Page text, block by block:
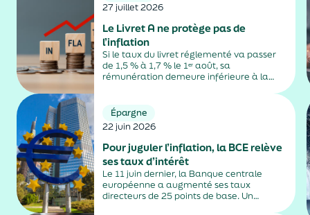
27 juillet 2026
Le Livret A ne protège pas de
l’inflation
Si le taux du livret réglementé va passer
de 1,5 % à 1,7 % le 1ᵉʳ août, sa
rémunération demeure inférieure à la
Épargne
22 juin 2026
Pour juguler l’inflation, la BCE relève
ses taux d’intérêt
Le 11 juin dernier, la Banque centrale
européenne a augmenté ses taux
directeurs de 25 points de base. Un